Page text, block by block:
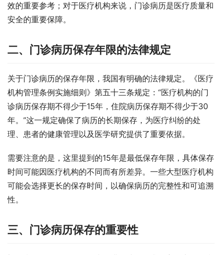
效的重要参考；对于医疗机构来说，门诊病历是医疗质量和
安全的重要保障。
二、门诊病历保存年限的法律规定
关于门诊病历的保存年限，我国有明确的法律规定。《医疗
机构管理条例实施细则》第五十三条规定：“医疗机构的门
诊病历保存期不得少于15年，住院病历保存期不得少于30
年。”这一规定确保了病历的长期保存，为医疗纠纷的处
理、患者的健康管理以及医学研究提供了重要依据。
需要注意的是，这里提到的15年是最低保存年限，具体保存
时间可能因医疗机构的不同而有所差异。一些大型医疗机构
可能会选择更长的保存时间，以确保病历的完整性和可追溯
性。
三、门诊病历保存的重要性